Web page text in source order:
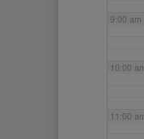
9:00 am
10:00
11:00